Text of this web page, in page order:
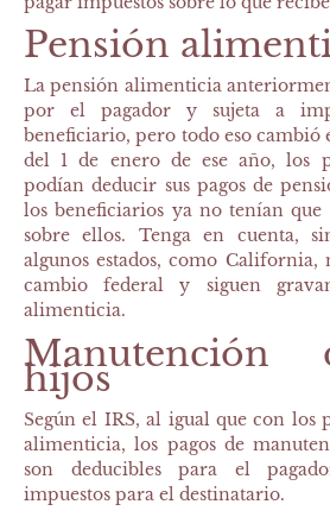
Pensión
La pensión alimenticia
por el pagador y sujeta a
beneficiario, pero todo eso cambió
del 1 de enero de ese año, los
podían deducir sus pagos de
los beneficiarios ya no tenían que
sobre ellos. Tenga en cuenta,
algunos estados, como California,
cambio federal y siguen
alimenticia.
hijos
Según el IRS, al igual que con los
alimenticia, los pagos de
son deducibles para el
impuestos para el destinatario.